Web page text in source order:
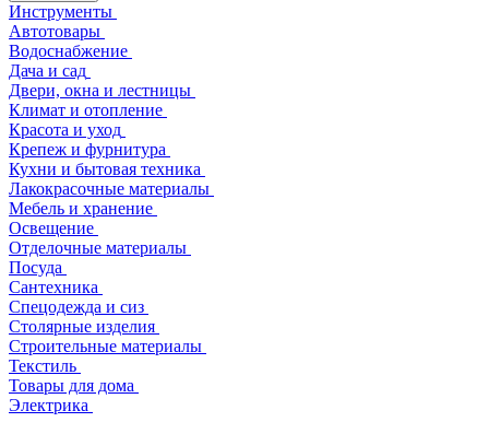
Инструменты
Автотовары
Водоснабжение
Дача и сад
Двери, окна и лестницы
Климат и отопление
Красота и уход
Крепеж и фурнитура
Кухни и бытовая техника
Лакокрасочные материалы
Мебель и хранение
Освещение
Отделочные материалы
Посуда
Сантехника
Спецодежда и сиз
Столярные изделия
Строительные материалы
Текстиль
Товары для дома
Электрика